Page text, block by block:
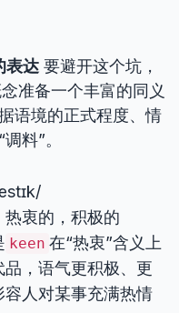
表达 要避开这个坑，
准备一个丰富的同义
语境的正式程度、情
料”。
衷的，积极的
keen 在“热衷”含义上
，语气更积极、更
人对某事充满热情